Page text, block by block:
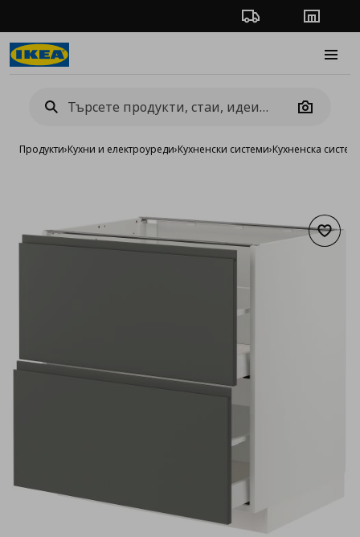
Проследяване на
Camera
Продукти›Кухни и електроуреди›Кухненски системи›Кухненска